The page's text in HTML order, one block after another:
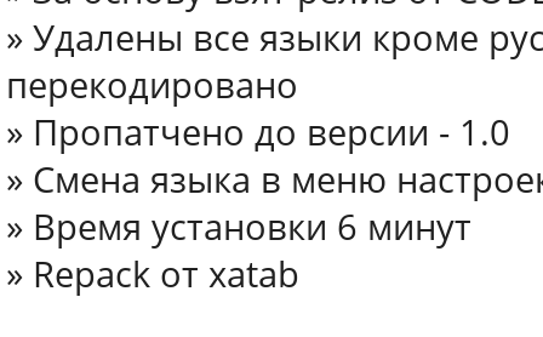
» Удалены все языки кроме
перекодировано
» Пропатчено до версии - 1.0
» Смена языка в меню
» Время установки 6 минут
» Repack от xatab